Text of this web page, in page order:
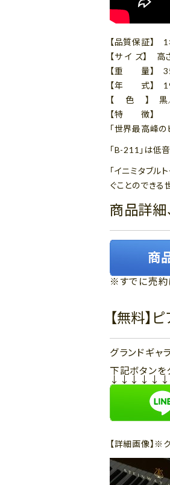
【品質保証】
【サ イ ズ】
【重 量】
【年 式】
【 色 】 黒
【特 徴】
「世界最高峰の
「B-211」は低
「イニミタブル
ぐことのできる
商品詳細
※すでに売約
【無料】
グランドギ
下記ボタンを
↓↓↓↓↓↓
【詳細画像】※